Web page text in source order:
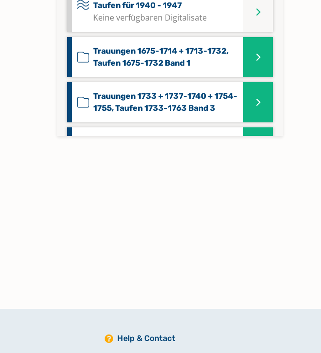
Taufen für 1940 - 1947
Keine verfügbaren Digitalisate
Trauungen 1675-1714 + 1713-1732,
Taufen 1675-1732 Band 1
Trauungen 1733 + 1737-1740 + 1754-
1755, Taufen 1733-1763 Band 3
Help & Contact